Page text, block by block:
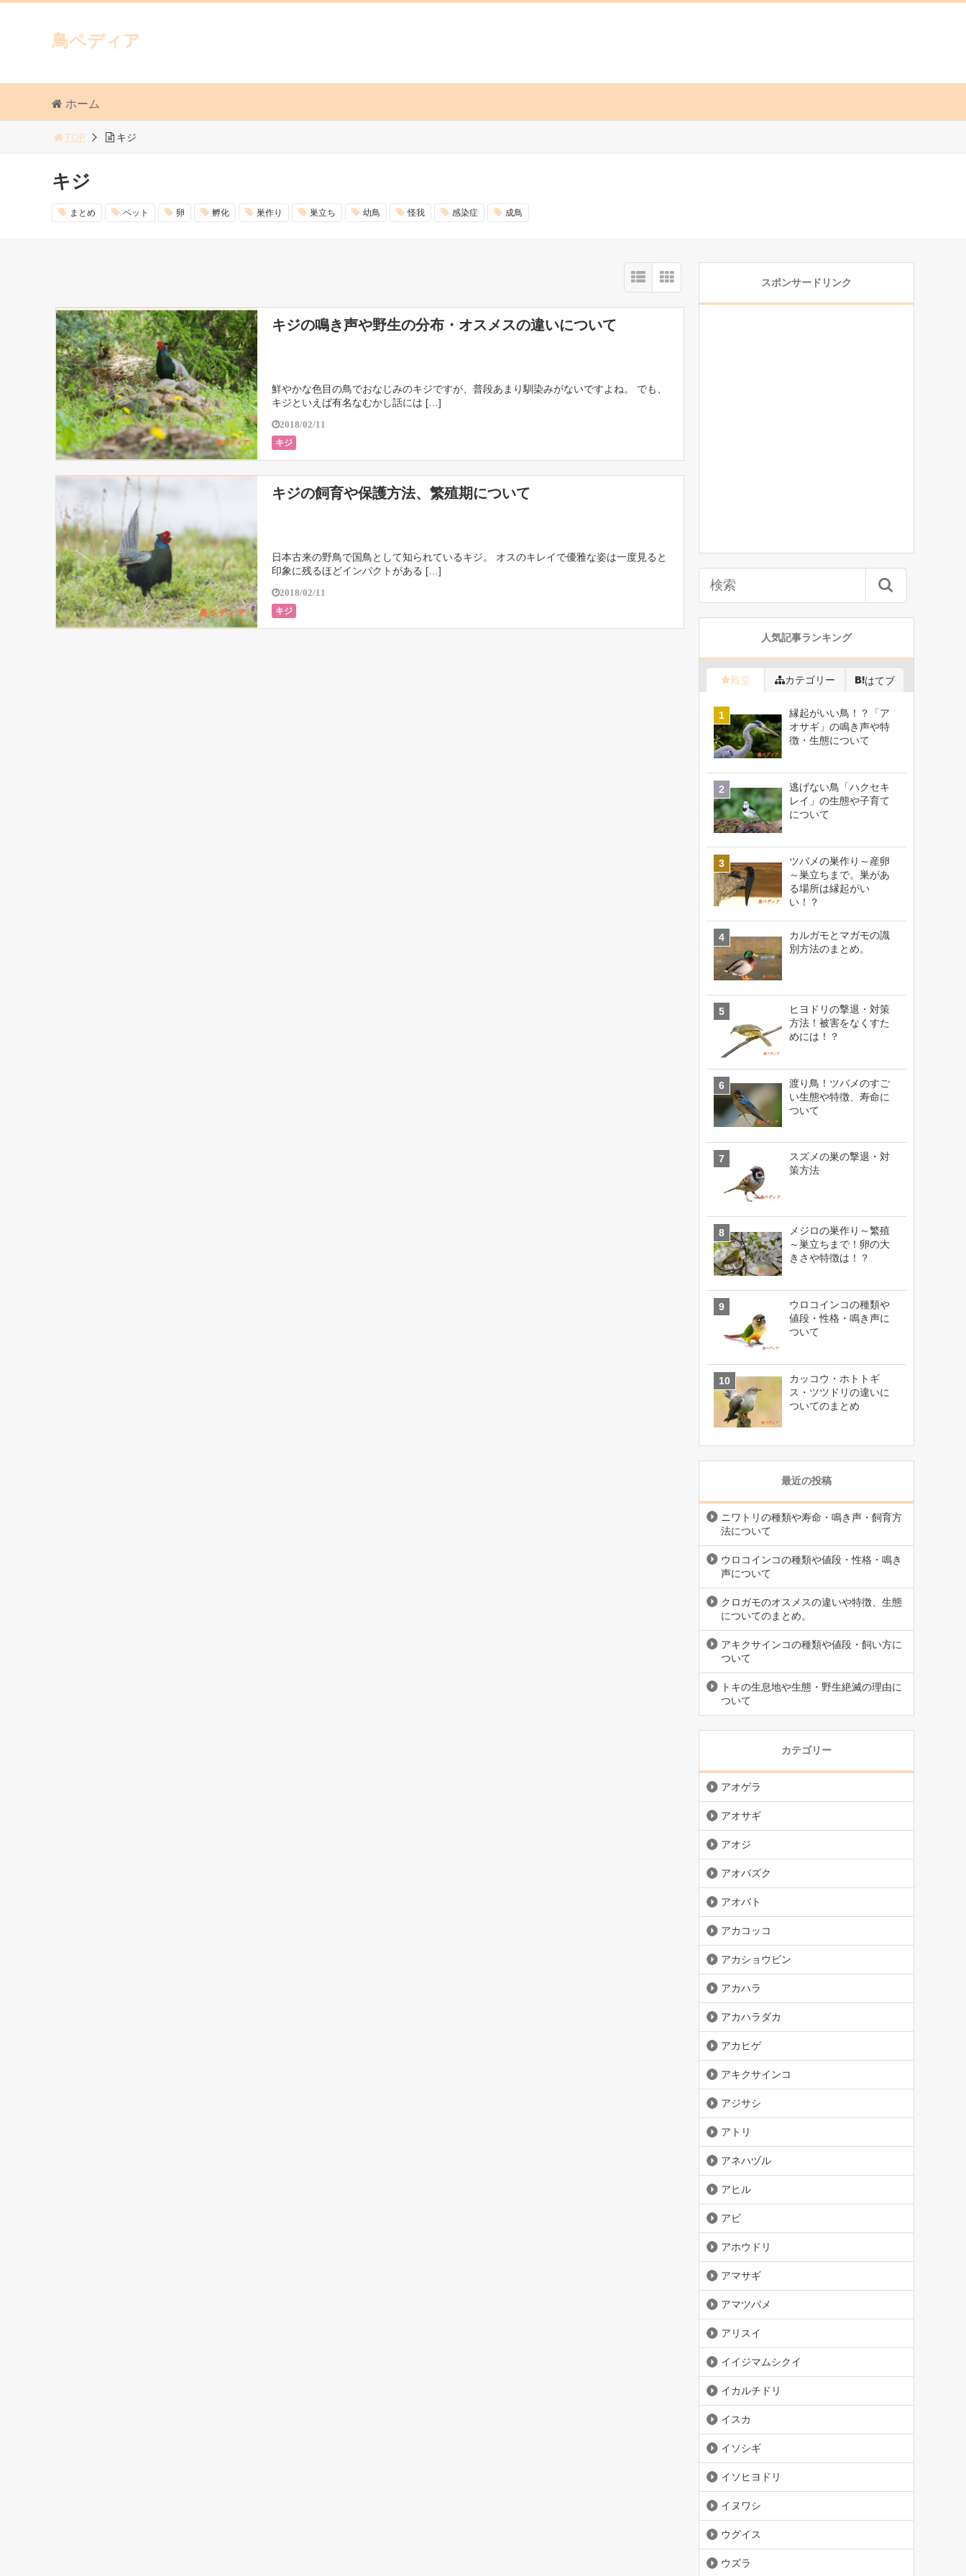
鳥ペディア
ホーム
TOP キジ
キジ
まとめ ペット 卵 孵化 巣作り 巣立ち 幼鳥 怪我 感染症 成鳥
キジの鳴き声や野生の分布・オスメスの違いについて
鮮やかな色目の鳥でおなじみのキジですが、普段あまり馴染みがないですよね。 でも、
キジといえば有名なむかし話には […]
2018/02/11
キジ
キジの飼育や保護方法、繁殖期について
日本古来の野鳥で国鳥として知られているキジ。 オスのキレイで優雅な姿は一度見ると
印象に残るほどインパクトがある […]
2018/02/11
キジ
スポンサードリンク
人気記事ランキング
殿堂 カテゴリー はてブ
縁起がいい鳥！？「ア
オサギ」の鳴き声や特
徴・生態について
逃げない鳥「ハクセキ
レイ」の生態や子育て
について
ツバメの巣作り～産卵
～巣立ちまで。巣があ
る場所は縁起がい
い！？
カルガモとマガモの識
別方法のまとめ。
ヒヨドリの撃退・対策
方法！被害をなくすた
めには！？
渡り鳥！ツバメのすご
い生態や特徴、寿命に
ついて
スズメの巣の撃退・対
策方法
メジロの巣作り～繁殖
～巣立ちまで！卵の大
きさや特徴は！？
ウロコインコの種類や
値段・性格・鳴き声に
ついて
カッコウ・ホトトギ
ス・ツツドリの違いに
ついてのまとめ
最近の投稿
ニワトリの種類や寿命・鳴き声・飼育方
法について
ウロコインコの種類や値段・性格・鳴き
声について
クロガモのオスメスの違いや特徴、生態
についてのまとめ。
アキクサインコの種類や値段・飼い方に
ついて
トキの生息地や生態・野生絶滅の理由に
ついて
カテゴリー
アオゲラ
アオサギ
アオジ
アオバズク
アオバト
アカコッコ
アカショウビン
アカハラ
アカハラダカ
アカヒゲ
アキクサインコ
アジサシ
アトリ
アネハヅル
アヒル
アビ
アホウドリ
アマサギ
アマツバメ
アリスイ
イイジマムシクイ
イカルチドリ
イスカ
イソシギ
イソヒヨドリ
イヌワシ
ウグイス
ウズラ